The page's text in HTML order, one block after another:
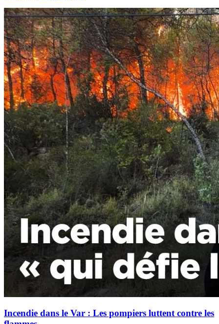
Incendie dans le Var : Les pompiers luttent contre les